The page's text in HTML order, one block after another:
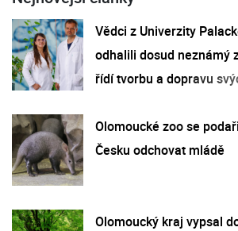
Vědci z Univerzity
odhalili dosud neznámý
řídí tvorbu a dopravu
Olomoucké zoo se
Česku odchovat mládě
Olomoucký kraj vypsal